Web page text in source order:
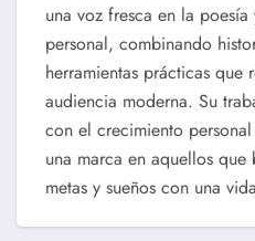
una voz fresca en la
personal, combinando
herramientas prácticas que
audiencia moderna. Su
con el crecimiento
una marca en aquellos que
metas y sueños con una